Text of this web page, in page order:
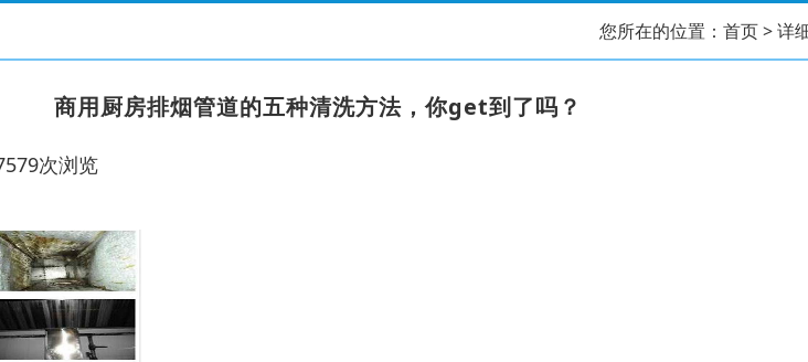
您所在的位置： 首页> 详
商用厨房排烟管道的五种清洗方法，你get到了吗？
次浏览